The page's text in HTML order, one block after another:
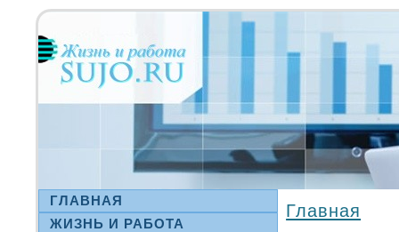
ГЛАВНАЯ
ЖИЗНЬ И РАБОТА
Главная